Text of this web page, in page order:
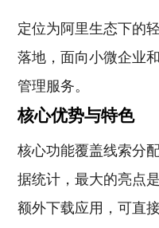
定位为阿里生态下的
落地，面向小微企业
管理服务。
核心优势与特色
核心功能覆盖线索分
据统计，最大的亮点
额外下载应用，可直